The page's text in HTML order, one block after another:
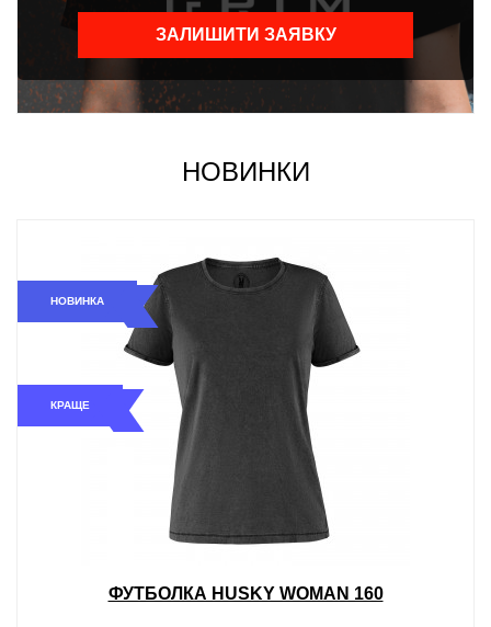
НОВИНКИ
НОВИНКА
КРАЩЕ
ФУТБОЛКА HUSKY WOMAN 160